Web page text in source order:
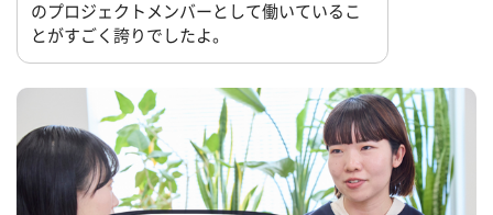
のプロジェクトメンバーとして働いているこ
とがすごく誇りでしたよ。